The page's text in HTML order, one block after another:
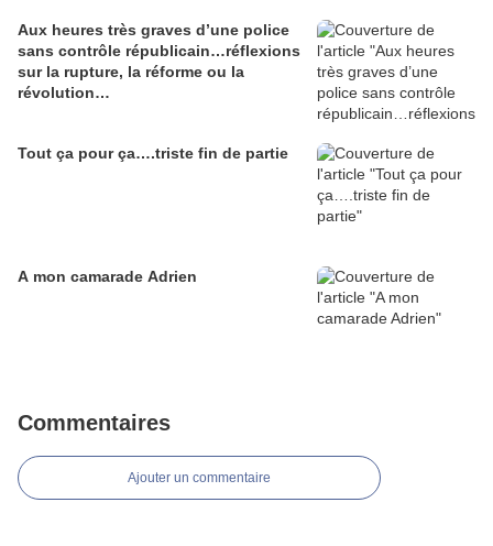
Aux heures très graves d’une police
sans contrôle républicain…réflexions
sur la rupture, la réforme ou la
révolution…
Tout ça pour ça….triste fin de partie
A mon camarade Adrien
Commentaires
Ajouter un commentaire